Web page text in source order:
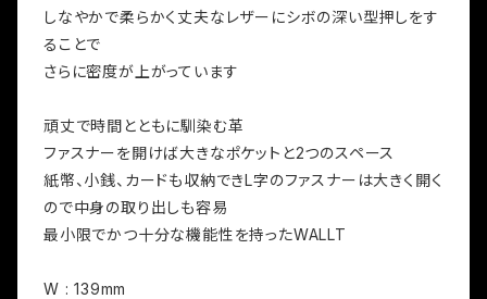
しなやかで柔らかく丈夫なレザーにシボの深い型押しをす
ることで
さらに密度が上がっています
頑丈で時間とともに馴染む革
ファスナーを開けば大きなポケットと2つのスペース
紙幣、小銭、カードも収納できL字のファスナーは大きく開く
ので中身の取り出しも容易
最小限でかつ十分な機能性を持ったWALLT
W : 139mm